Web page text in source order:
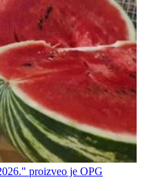
proizveo je OPG